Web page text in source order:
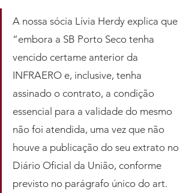
A nossa sócia Lívia Herdy explica que
“embora a SB Porto Seco tenha
vencido certame anterior da
INFRAERO e, inclusive, tenha
assinado o contrato, a condição
essencial para a validade do mesmo
não foi atendida, uma vez que não
houve a publicação do seu extrato no
Diário Oficial da União, conforme
previsto no parágrafo único do art.